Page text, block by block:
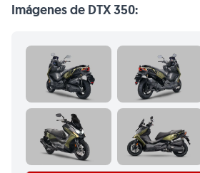
Imágenes de DTX 350: